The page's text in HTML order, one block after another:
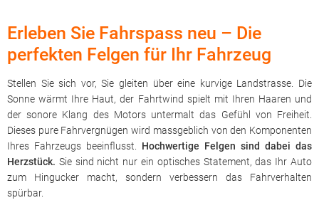
Erleben Sie Fahrspass neu – Die
perfekten Felgen für Ihr Fahrzeug
Stellen Sie sich vor, Sie gleiten über eine kurvige Landstrasse. Die
Sonne wärmt Ihre Haut, der Fahrtwind spielt mit Ihren Haaren und
der sonore Klang des Motors untermalt das Gefühl von Freiheit.
Dieses pure Fahrvergnügen wird massgeblich von den Komponenten
Ihres Fahrzeugs beeinflusst. Hochwertige Felgen sind dabei das
Herzstück. Sie sind nicht nur ein optisches Statement, das Ihr Auto
zum Hingucker macht, sondern verbessern das Fahrverhalten
spürbar.